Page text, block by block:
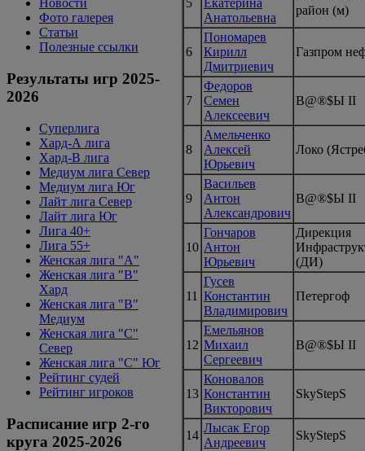
Новости
Фото галерея
Статьи
Полезные ссылки
Результаты игр 2025-
2026
Суперлига
Хард-А лига
Хард-В лига
Медиум лига Север
Медиум лига Юг
Лайт лига Север
Лайт лига Юг
Лига 40+
Лига 55+
Женская лига "A"
Женская лига "B"
Хард
Женская лига "B"
Медиум
Женская лига "С"
Север
Женская лига "С" Юг
Рейтинг судей
Рейтинг игроков
Расписание игр 2-го
круга 2025-2026
5
Екатерина
Анатольевна
район (м)
6
Пономарев
Кирилл
Дмитриевич
Газпром
7
Федоров
Семен
Алексеевич
B@®$Ы II
8
Амельченко
Алексей
Юрьевич
Локо
9
Васильев
Антон
Александрович
B@®$Ы II
10
Гончаров
Антон
Юрьевич
Дирекция
(ДИ)
11
Гусев
Константин
Владимирович
Петергоф
12
Емельянов
Михаил
Сергеевич
B@®$Ы II
13
Коновалов
Константин
Викторович
SkyStepS
14
Лысак Егор
Андреевич
SkyStepS